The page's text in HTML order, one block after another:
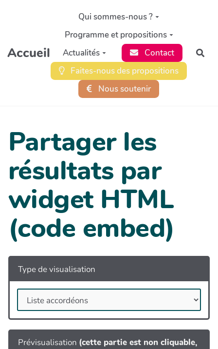
Aller au contenu principal
Accueil
Qui sommes-nous ?
Programme et propositions
Actualités
Contact
Faites-nous des propositions
Nous soutenir
Partager les
résultats par
widget HTML
(code embed)
Type de visualisation
Prévisualisation (cette partie est non cliquable,